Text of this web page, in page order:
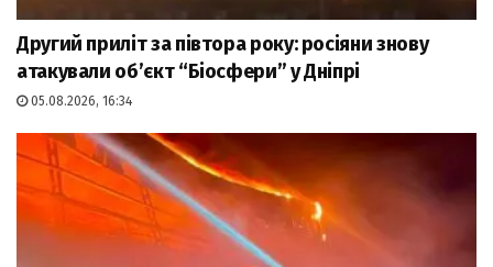
Другий приліт за півтора року: росіяни знову
атакували об’єкт “Біосфери” у Дніпрі
05.08.2026, 16:34